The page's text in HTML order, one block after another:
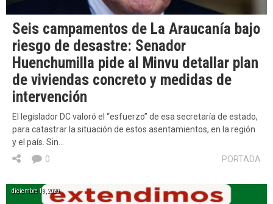
Seis campamentos de La Araucanía bajo
riesgo de desastre: Senador
Huenchumilla pide al Minvu detallar plan
de viviendas concreto y medidas de
intervención
El legislador DC valoró el “esfuerzo” de esa secretaría de estado,
para catastrar la situación de estos asentamientos, en la región
y el país. Sin…
PORTADA
0
diciembre 19, 2020